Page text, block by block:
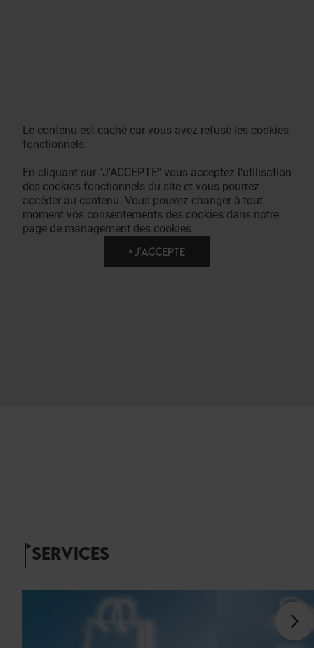
Le contenu est caché car vous avez refusé les cookies
fonctionnels.
En cliquant sur "J'ACCEPTE" vous acceptez l'utilisation
des cookies fonctionnels du site et vous pourrez
accéder au contenu. Vous pouvez changer à tout
moment vos consentements des cookies dans notre
page de management des cookies.
J'ACCEPTE
SERVICES